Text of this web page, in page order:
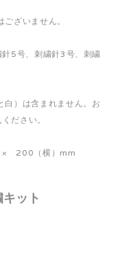
ざいません。
5号、刺繍針3号、刺繍
白）は含まれません。お
ださい。
× 200（横）mm
ット